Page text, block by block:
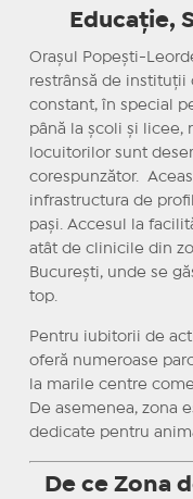
Educație,
Orașul Popești-
restrânsă de instituții
constant, în special
până la școli și licee,
locuitorilor sunt
corespunzător.
infrastructura de
pași. Accesul la
atât de clinicile din
București, unde se
top.
Pentru iubitorii de
oferă numeroase
la marile centre
De asemenea, zona
dedicate pentru
De ce Zona